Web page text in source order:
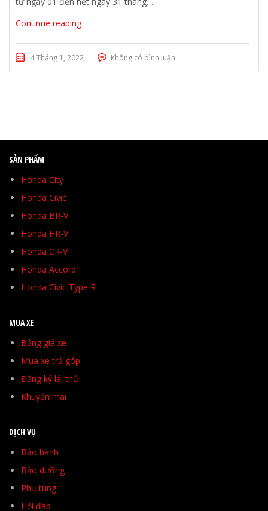
Continue reading
4 Tháng 1, 2022 Không có bình luận
SẢN PHẨM
Honda City
Honda Civic
Honda BR-V
Honda HR-V
Honda CR-V
Honda Accord
Honda Civic Type R
MUA XE
Bảng giá xe
Mua xe trả góp
Đăng ký lái thử
Khuyến mãi
DỊCH VỤ
Bảo hành
Bảo dưỡng
Phụ tùng
Hỏi đáp